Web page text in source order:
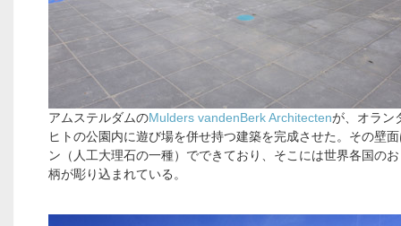
アムステルダムのMulders vandenBerk Architectenが、オラン
ヒトの公園内に遊び場を併せ持つ建築を完成させた。その壁
ン（人工大理石の一種）でできており、そこには世界各国の
柄が彫り込まれている。